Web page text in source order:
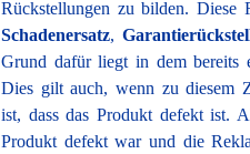
Rückstellungen zu bilden. Diese
Schadenersatz,
Grund dafür liegt in dem bereits
Dies gilt auch, wenn zu diesem
ist, dass das Produkt defekt ist.
Produkt defekt war und die